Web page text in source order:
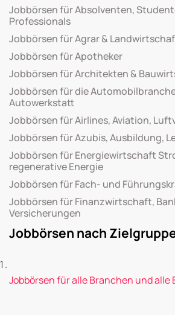
Jobbörsen für Absolventen,
Professionals
Jobbörsen für Agrar &
Jobbörsen für Apotheker
Jobbörsen für Architekten &
Jobbörsen für die
Autowerkstatt
Jobbörsen für Airlines, Aviation,
Jobbörsen für Azubis, Ausbildung,
Jobbörsen für Energiewirtschaft
regenerative Energie
Jobbörsen für Fach- und
Jobbörsen für Finanzwirtschaft,
Versicherungen
Jobbörsen nach
Jobbörsen für alle Branchen und alle